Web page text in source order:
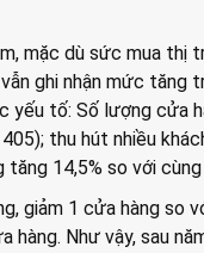
mặc dù sức mua thị
ghi nhận mức tăng
yếu tố: Số lượng cửa
thu hút nhiều
14,5% so với cùng
giảm 1 cửa hàng so
hàng. Như vậy, sau